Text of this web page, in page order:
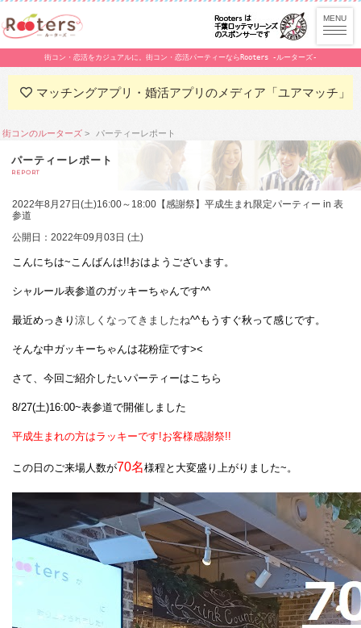
街コン・恋活をカジュアルに。街コン・恋活パーティーならRooters -ルーターズ-
マッチングアプリ・婚活アプリのメディア「ユアマッチ」
街コンのルーターズ パーティーレポート
パーティーレポート
REPORT
2022年8月27日(土)16:00～18:00【感謝祭】平成生まれ限定パーティー in 表
参道
公開日：2022年09月03日 (土)
こんにちは~こんばんは!!おはようございます。
シャルール表参道のガッキーちゃんです^^
最近めっきり 涼しくなってきましたね^^もうすぐ秋って感じです。
そんな中ガッキーちゃんは花粉症です><
さて、今回ご紹介したいパーティーはこちら
8/27(土)16:00~表参道で開催しました
平成生まれの方はラッキーです!お客様感謝祭!!
この日のご来場人数が70名様程と大変盛り上がりました~。